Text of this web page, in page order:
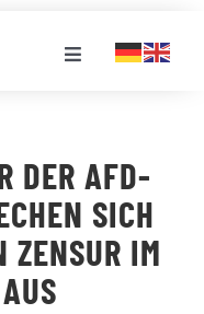
Toggle
DER AFD-
SICH
ZENSUR IM